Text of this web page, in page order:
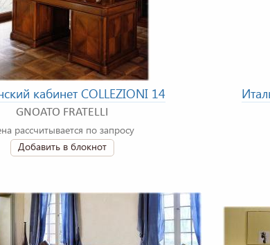
кабинет COLLEZIONI 14
GNOATO FRATELLI
рассчитывается по запросу
Добавить в блокнот